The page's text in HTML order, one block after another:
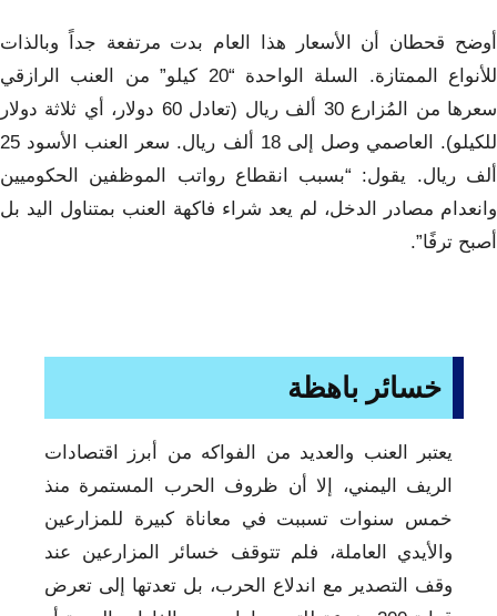
أوضح قحطان أن الأسعار هذا العام بدت مرتفعة جداً وبالذات
للأنواع الممتازة. السلة الواحدة “20 كيلو” من العنب الرازقي
سعرها من المُزارع 30 ألف ريال (تعادل 60 دولار، أي ثلاثة دولار
للكيلو). العاصمي وصل إلى 18 ألف ريال. سعر العنب الأسود 25
ألف ريال. يقول: “بسبب انقطاع رواتب الموظفين الحكوميين
وانعدام مصادر الدخل، لم يعد شراء فاكهة العنب بمتناول اليد بل
أصبح ترفًا”.
خسائر باهظة
يعتبر العنب والعديد من الفواكه من أبرز اقتصادات
الريف اليمني، إلا أن ظروف الحرب المستمرة منذ
خمس سنوات تسببت في معاناة كبيرة للمزارعين
والأيدي العاملة، فلم تتوقف خسائر المزارعين عند
وقف التصدير مع اندلاع الحرب، بل تعدتها إلى تعرض